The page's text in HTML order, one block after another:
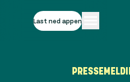
Last ned appen